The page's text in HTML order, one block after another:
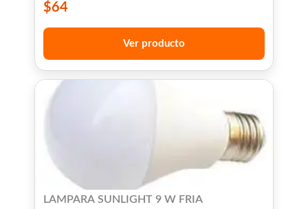
$64
Ver producto
LAMPARA SUNLIGHT 9 W FRIA